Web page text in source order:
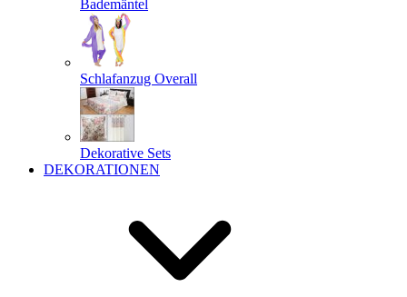
Bademäntel
Schlafanzug Overall
Dekorative Sets
DEKORATIONEN